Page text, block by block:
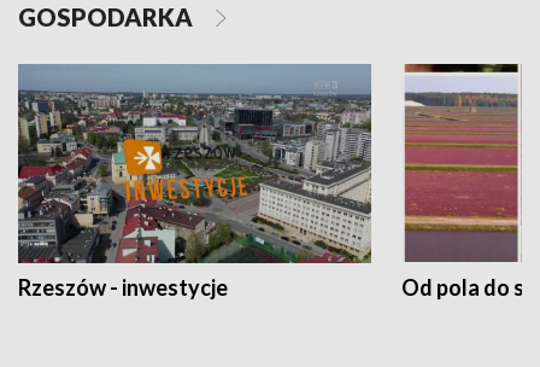
GOSPODARKA
Rzeszów - inwestycje Od pola do